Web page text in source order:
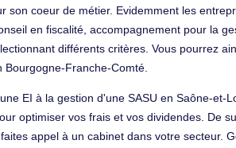
coeur de métier. Evidemment les
en fiscalité, accompagnement pour la
différents critères. Vous pourrez
Franche-Comté.
EI à la gestion d'une SASU en Saône-et-
optimiser vos frais et vos dividendes. De
appel à un cabinet dans votre secteur.